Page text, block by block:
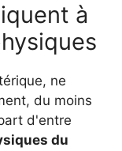
à
ne
du moins
d'entre
du